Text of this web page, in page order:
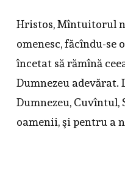
Hristos, Mîntuitorul
omenesc, făcîndu-se
încetat să rămînă
Dumnezeu adevărat.
Dumnezeu, Cuvîntul,
oamenii, şi pentru a